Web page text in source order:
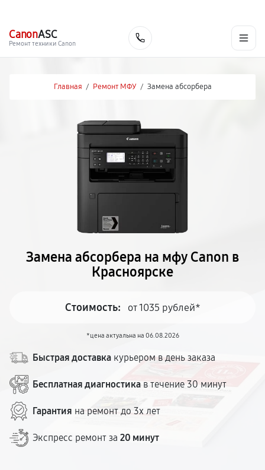
CanonASC
Ремонт техники Canon
Главная / Ремонт МФУ / Замена абсорбера
Замена абсорбера на мфу Canon в
Красноярске
Стоимость: от 1035 рублей*
*цена актуальна на 06.08.2026
Быстрая доставка курьером в день заказа
Бесплатная диагностика в течение 30 минут
Гарантия на ремонт до 3х лет
Экспресс ремонт за 20 минут